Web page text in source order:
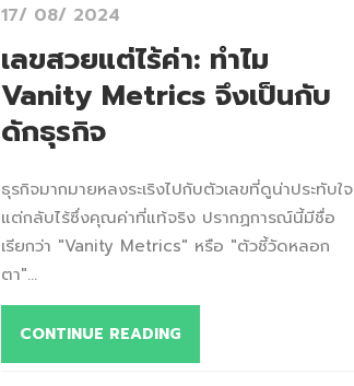
17/ 08/ 2024
เลขสวยแต่ไร้ค่า: ทำไม
Vanity Metrics จึงเป็นกับ
ดักธุรกิจ
ธุรกิจมากมายหลงระเริงไปกับตัวเลขที่ดูน่าประทับใจ
แต่กลับไร้ซึ่งคุณค่าที่แท้จริง ปรากฏการณ์นี้มีชื่อ
เรียกว่า "Vanity Metrics" หรือ "ตัวชี้วัดหลอก
ตา"...
CONTINUE READING